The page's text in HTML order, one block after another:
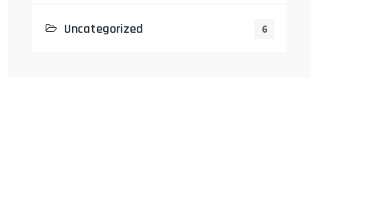
Uncategorized 6